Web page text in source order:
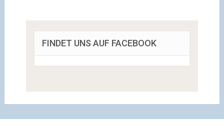
FINDET UNS AUF FACEBOOK